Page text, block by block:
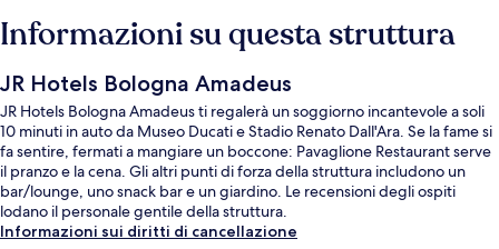
Informazioni su questa struttura
JR Hotels Bologna Amadeus
JR Hotels Bologna Amadeus ti regalerà un soggiorno incantevole a soli
10 minuti in auto da Museo Ducati e Stadio Renato Dall'Ara. Se la fame si
fa sentire, fermati a mangiare un boccone: Pavaglione Restaurant serve
il pranzo e la cena. Gli altri punti di forza della struttura includono un
bar/lounge, uno snack bar e un giardino. Le recensioni degli ospiti
lodano il personale gentile della struttura.
Informazioni sui diritti di cancellazione